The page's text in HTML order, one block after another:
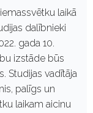
laikā
dalībnieki
gada 10.
izstāde būs
Studijas vadītāja
palīgs un
laikam aicinu